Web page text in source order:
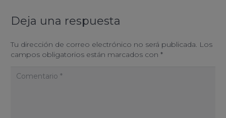
Deja una respuesta
Tu dirección de correo electrónico no será publicada. Los
campos obligatorios están marcados con *